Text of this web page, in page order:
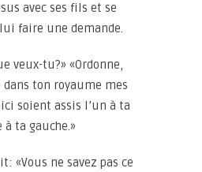
avec ses fils et se
faire une demande.
veux-tu?» «Ordonne,
ton royaume mes
soient assis l’un à ta
ta gauche.»
«Vous ne savez pas ce